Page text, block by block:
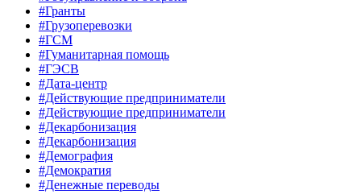
#Гранты
#Грузоперевозки
#ГСМ
#Гуманитарная помощь
#ГЭСВ
#Дата-центр
#Действующие предприниматели
#Действующие предприниматели
#Декарбонизация
#Декарбонизация
#Демография
#Демократия
#Денежные переводы